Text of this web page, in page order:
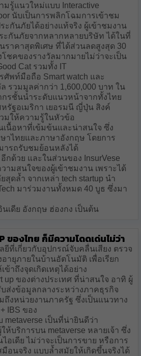
มรู้แนวใหม่แบบ Interactive
นับเป็นการพลิกโฉมการเข้าชม
ะกันภัยได้อย่างแท้จริง ผู้เข้าชมงาน
ะกันภัยจากหลากหลายบริษัท ได้ในที่
ราคาสุดพิเศษ ที่ได้ส่วนลดสูงสุด 30
ชคของรางวัลมากมายไม่ว่าจะเป็น
Cat รวมทั้ง IT
ศัพท์มือถือ Smart watch และ
รวมมูลค่ากว่า 1,600,000 บาท ใน
รชั้นนำระดับแนวหน้าจากทั้งไทย
รัฐอเมริกา เยอรมนี ญี่ปุ่น สิงค์
มให้ความรู้ในหัวข้อ
เนื้อหาที่เข้มข้นและน่าสนใจ ซึ่ง
าไทยและภาษาอังกฤษ โดยการ
รถรับชมย้อนหลังได้
อีกด้วย และในส่วนของ InsurVese
ามสนใจของผู้เข้าชมงาน เพราะได้
ดล้ำ จากเหล่า tech startup นำ
มาร่วมงานทั้งหมด 40 บูธ ซึ่งมา
เดีย อังกฤษ ฮ่องกง เป็นต้น
องไทย ก็มีความโดดเด่นไม่ว่า
ยีที่เกี่ยวกับอุปกรณ์จับคลื่นเสียง ตรวจ
ายุภายในบ้านอัตโนมัติ เพื่อเรียก
าถึงจุดเกิดเหตุได้อย่าง
up ของต่างประเทศ ที่น่าสนใจ อาทิ ผู้
บส่งข้อมูลกลางระหว่างภาคธุรกิจ
งหน่วยงานภาครัฐ ซึ่งเป็นแนวทาง
IBS ของ
เป็นที่น่ายินดีว่า
ห้บริการบน metaverse หลายเจ้า ซึ่ง
อเดีย ไม่ว่าจะเป็นการขาย หรือการ
มือนจริง แบบล้ำสมัยให้เกิดขึ้นจริงได้